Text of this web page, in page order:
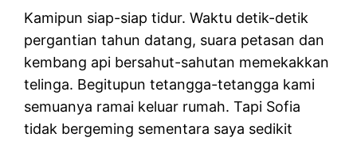
Kamipun siap-siap tidur. Waktu detik-detik
pergantian tahun datang, suara petasan dan
kembang api bersahut-sahutan memekakkan
telinga. Begitupun tetangga-tetangga kami
semuanya ramai keluar rumah. Tapi Sofia
tidak bergeming sementara saya sedikit